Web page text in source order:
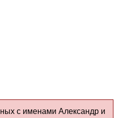
с именами Александр и